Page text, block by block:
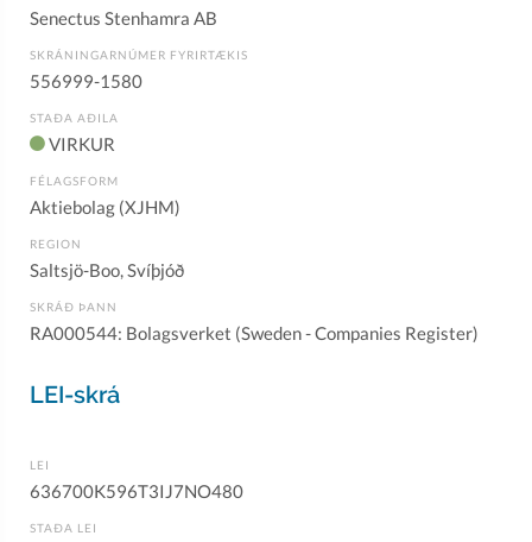
Senectus Stenhamra AB
SKRÁNINGARNÚMER FYRIRTÆKIS
556999-1580
STAÐA AÐILA
VIRKUR
FÉLAGSFORM
Aktiebolag (XJHM)
REGION
Saltsjö-Boo, Svíþjóð
SKRÁÐ ÞANN
RA000544: Bolagsverket (Sweden - Companies Register)
LEI-skrá
LEI
636700K596T3IJ7NO480
STAÐA LEI